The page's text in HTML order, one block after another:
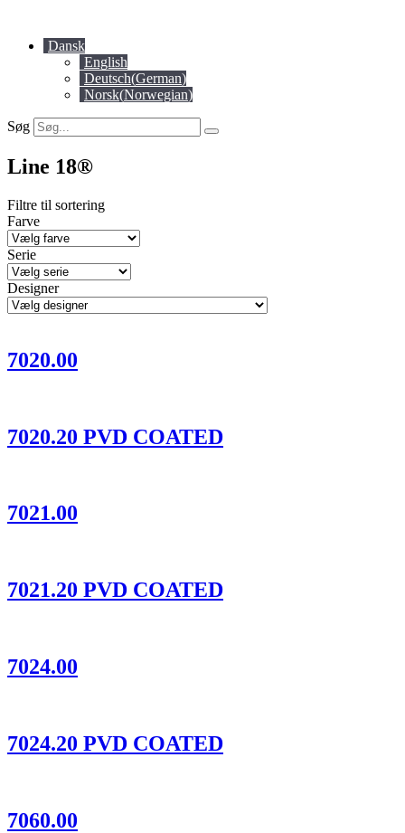
indholdDansk
English
Deutsch(German)
Norsk(Norwegian)
Søg
Line 18®
Filtre til sortering
Farve
Serie
Designer
7020.00
7020.20 PVD COATED
7021.00
7021.20 PVD COATED
7024.00
7024.20 PVD COATED
7060.00